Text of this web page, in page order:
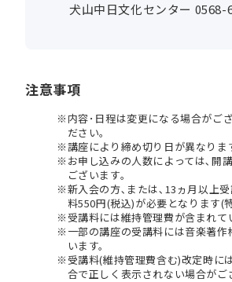
犬山中日文化センター 0568-
注意事項
内容･日程は変更になる場合がご
ださい。
講座により締め切り日が異なりま
お申し込みの人数によっては､開
ございます。
新入会の方､または､13ヵ月以上
料550円(税込)が必要となります(
受講料には維持管理費が含まれて
一部の講座の受講料には音楽著作
います。
受講料(維持管理費含む)改定時に
合で正しく表示されない場合がご